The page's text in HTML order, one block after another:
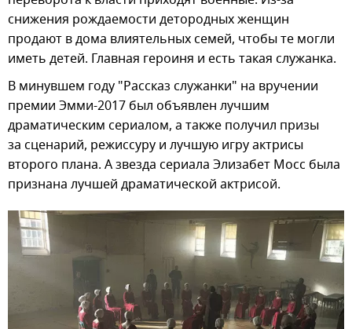
снижения рождаемости детородных женщин
продают в дома влиятельных семей, чтобы те могли
иметь детей. Главная героиня и есть такая служанка.
В минувшем году "Рассказ служанки" на вручении
премии Эмми-2017 был объявлен лучшим
драматическим сериалом, а также получил призы
за сценарий, режиссуру и лучшую игру актрисы
второго плана. А звезда сериала Элизабет Мосс была
признана лучшей драматической актрисой.